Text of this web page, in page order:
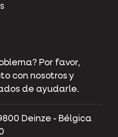
Por favor,
con nosotros y
de ayudarle.
Deinze - Bélgica